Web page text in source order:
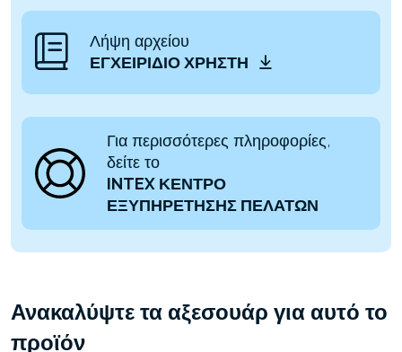
Λήψη αρχείου
ΕΓΧΕΙΡΊΔΙΟ ΧΡΉΣΤΗ
Για περισσότερες πληροφορίες,
δείτε το
INTEX ΚΕΝΤΡΟ
ΕΞΥΠΗΡΕΤΗΣΗΣ ΠΕΛΑΤΩΝ
Ανακαλύψτε τα αξεσουάρ για αυτό το
προϊόν